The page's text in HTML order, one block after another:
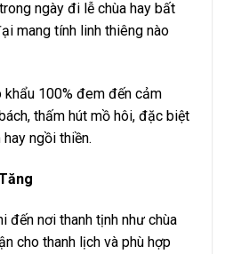
ngày đi lễ chùa hay bất
mang tính linh thiêng nào
100% đem đến cảm
thấm hút mồ hôi, đặc biệt
ngồi thiền.
đến nơi thanh tịnh như chùa
cho thanh lịch và phù hợp